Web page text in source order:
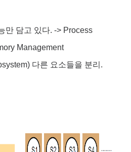
만 담고 있다. -> Process
Management
다른 요소들을 분리.